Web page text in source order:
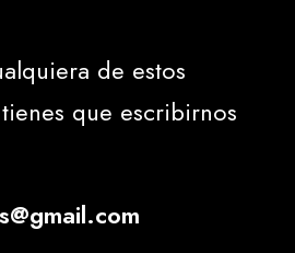
de estos
que escribirnos